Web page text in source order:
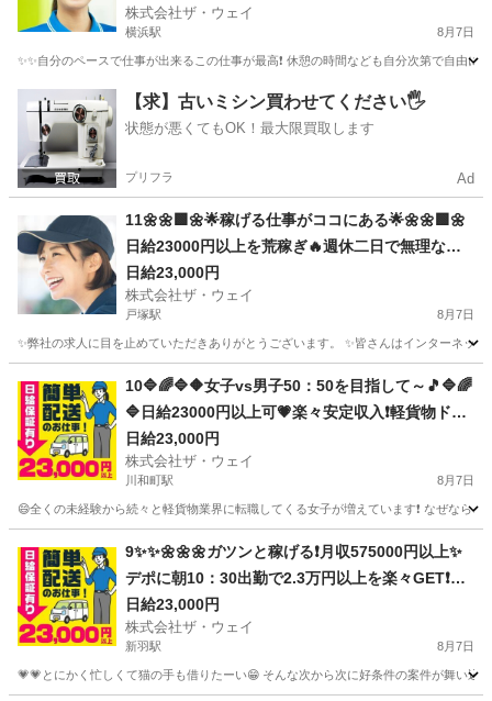
制だよ💗
株式会社ザ・ウェイ
横浜駅 8月7日
✨✨自分のペースで仕事が出来るこの仕事が最高❗️ 休憩の時間なども自分次第で自由
神奈川 横浜市 横浜駅 ドライバー ネットスーパー
【求】古いミシン買わせてください🖐️
状態が悪くてもOK！最大限買取します
プリフラ Ad
11🌼🌼🟩🌼🌟稼げる仕事がココにある🌟🌼🌼🟩🌼
日給23000円以上を荒稼ぎ🔥週休二日で無理なく
安定的に👍👍👍
日給23,000円
株式会社ザ・ウェイ
戸塚駅 8月7日
✨弊社の求人に目を止めていただきありがとうございます。 ✨皆さんはインターネッ
戸塚駅 配送 ネットスーパー
10🔷🌈🔷🔶女子vs男子50：50を目指して～🎵🔷🌈
🔷日給23000円以上可💗楽々安定収入❗️軽貨物ドラ
イバー❗️完全週休2日制だよ💛
日給23,000円
株式会社ザ・ウェイ
川和町駅 8月7日
😄全くの未経験から続々と軽貨物業界に転職してくる女子が増えています❗️ なぜなら
川和町駅 ネットスーパー
9✨✨🌼🌼🌼ガツンと稼げる❗️月収575000円以上✨
デポに朝10：30出勤で2.3万円以上を楽々GET❗️お
寝坊さん大集合🎵軽貨物ドライバー🌸🌸
日給23,000円
株式会社ザ・ウェイ
新羽駅 8月7日
💗💗とにかく忙しくて猫の手も借りたーい😁 そんな次から次に好条件の案件が舞い